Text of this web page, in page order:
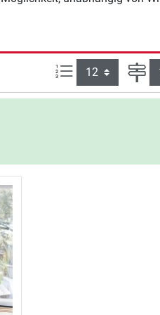
Artikel pro Seite: